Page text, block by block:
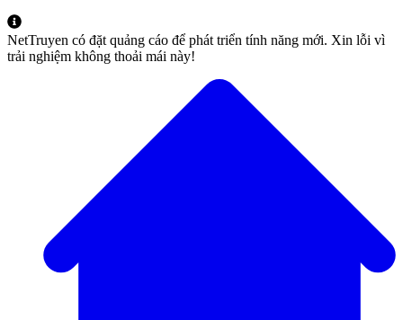
NetTruyen có đặt quảng cáo để phát triển tính năng mới. Xin lỗi vì
trải nghiệm không thoải mái này!